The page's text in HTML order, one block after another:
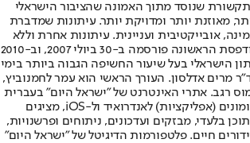
תקשורת שנוסד מתוך האמונה שהציבור הישראלי
מאוזנת יותר ומדויקת יותר. עיתונות שמדברת
אובייקטיבית ועניינית. עיתונות אחרת וללא
תשלום. המהדורה המודפסת הראשונה פורסמה ב-30 ביולי 2007, וב-2010
הישראלי בעל שיעור החשיפה הגבוה ביותר בימי
מרים אדלסון. העורך הראשי הוא עמר לחמנוביץ,
רגב. אתרי האינטרנט של "ישראל היום" בעברית
ובאנגלית, כמו כן היישומונים (אפליקציות) לאנדרואיד ול-iOS, מציגים
בלעדי, מבזקים ועדכונים, ניתוחים ופרשנויות,
חיים. פלטפורמות הדיגיטל של "ישראל היום"